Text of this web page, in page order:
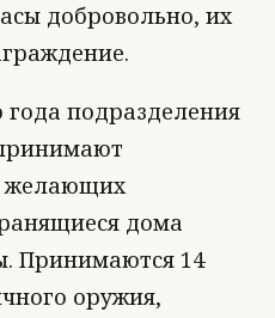
добровольно, их
года подразделения
желающих
дома
Принимаются 14
оружия,